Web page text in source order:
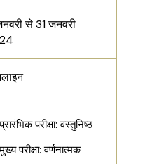
से 31 जनवरी
प्रारंभिक परीक्षा: वस्तुनिष्ठ
मुख्य परीक्षा: वर्णनात्मक